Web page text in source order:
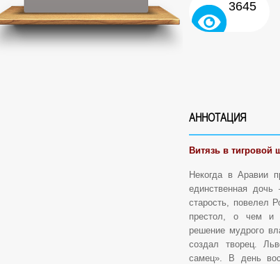
3645
АННОТАЦИЯ
Витязь в тигровой
Некогда в Аравии
единственная дочь
старость, повелел
престол, о чем и
решение мудрого
создал творец.
самец». В день